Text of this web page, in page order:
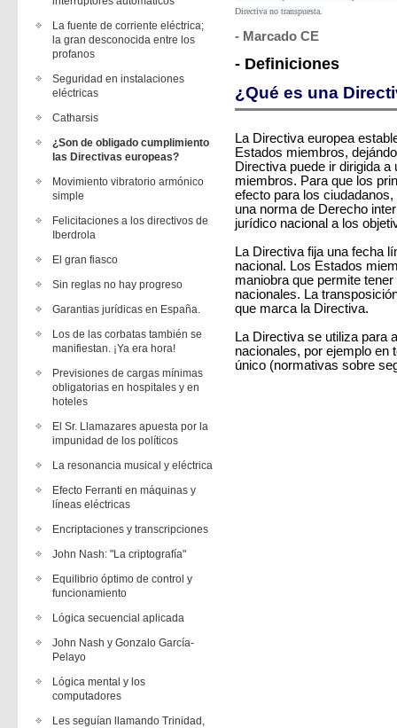
La fuente de corriente eléctrica;
la gran desconocida entre los
profanos
Seguridad en instalaciones
eléctricas
Catharsis
¿Son de obligado cumplimiento
las Directivas europeas?
Movimiento vibratorio armónico
simple
Felicitaciones a los directivos de
Iberdrola
El gran fiasco
Sin reglas no hay progreso
Garantias jurídicas en España.
Los de las corbatas también se
manifiestan. ¡Ya era hora!
Previsiones de cargas mínimas
obligatorias en hospitales y en
hoteles
El Sr. Llamazares apuesta por la
impunidad de los políticos
La resonancia musical y eléctrica
Efecto Ferranti en máquinas y
líneas eléctricas
Encriptaciones y transcripciones
John Nash: "La criptografía"
Equilibrio óptimo de control y
funcionamiento
Lógica secuencial aplicada
John Nash y Gonzalo García-
Pelayo
Lógica mental y los
computadores
Les seguían llamando Trinidad,
Directiva no transpuesta.
- Marcado CE
- Definiciones
¿Qué es una
La Directiva europea
Estados miembros,
Directiva puede ir dirigida
miembros. Para que los
efecto para los
una norma de Derecho
jurídico nacional a los
La Directiva fija una fecha
nacional. Los Estados
maniobra que permite
nacionales. La
que marca la Directiva.
La Directiva se utiliza para
nacionales, por ejemplo en
único (normativas sobre